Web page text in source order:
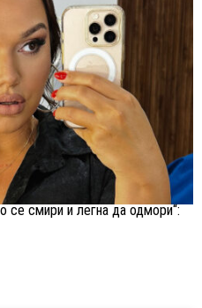
смири и легна да одмори“: